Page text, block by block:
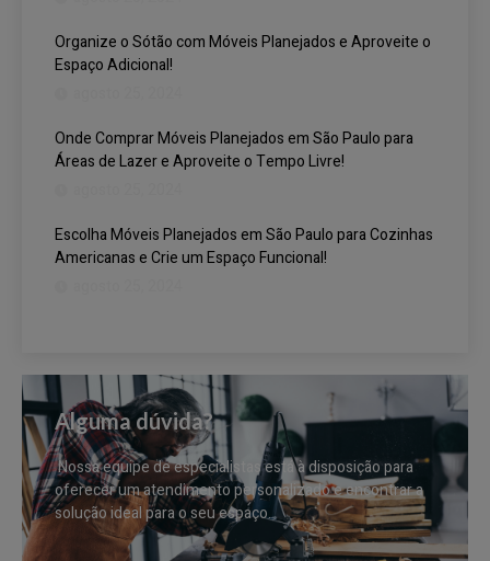
Organize o Sótão com Móveis Planejados e Aproveite o
Espaço Adicional!
Onde Comprar Móveis Planejados em São Paulo para
Áreas de Lazer e Aproveite o Tempo Livre!
Escolha Móveis Planejados em São Paulo para Cozinhas
Americanas e Crie um Espaço Funcional!
Alguma dúvida?
Nossa equipe de especialistas está à disposição para
oferecer um atendimento personalizado e encontrar a
solução ideal para o seu espaço.